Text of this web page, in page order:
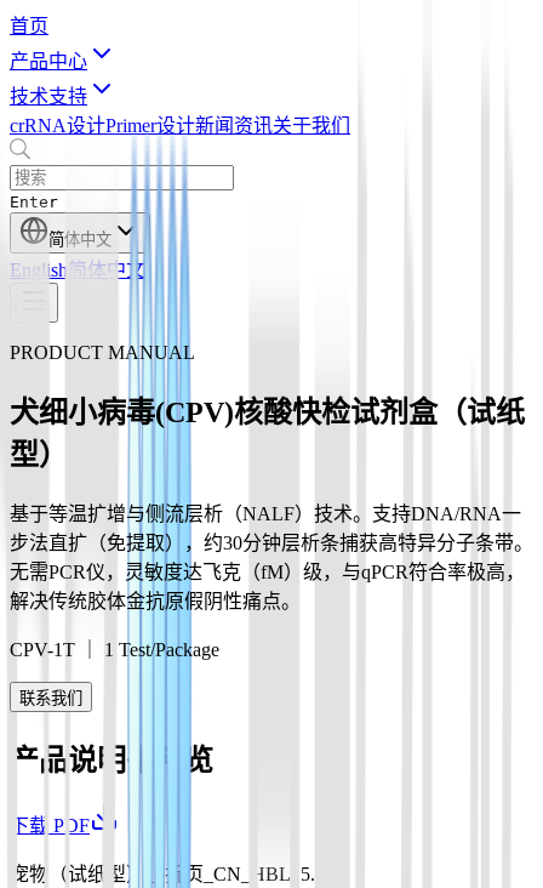
首页
产品中心
技术支持
crRNA设计Primer设计新闻资讯关于我们
Enter
简体中文
English 简体中文
PRODUCT MANUAL
犬细小病毒(CPV)核酸快检试剂盒（试纸
型）
基于等温扩增与侧流层析（NALF）技术。支持DNA/RNA一
步法直扩（免提取），约30分钟层析条捕获高特异分子条带。
无需PCR仪，灵敏度达飞克（fM）级，与qPCR符合率极高，
解决传统胶体金抗原假阴性痛点。
CPV-1T ｜ 1 Test/Package
联系我们
产品说明书预览
下载 PDF
宠物（试纸型）_3折页_CN_HBL15.pdf